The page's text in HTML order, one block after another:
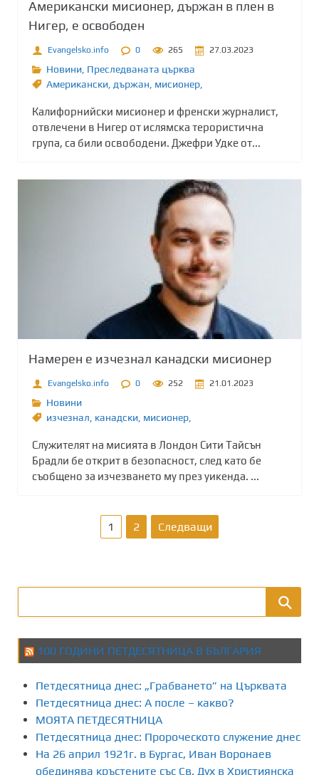
Американски мисионер, държан в плен в
Нигер, е освободен
Evangelsko.info 0 265 27.03.2023
Новини Преследваната църква
Американски държан мисионер,
Калифорнийски мисионер и френски журналист,
отвлечени в Нигер от ислямска терористична
група, са били освободени. Джефри Удке от...
Намерен е изчезнал канадски мисионер
Evangelsko.info 0 252 21.01.2023
Новини
изчезнал канадски мисионер,
Служителят на мисията в Лондон Сити Тайсън
Брадли бе открит в безопасност, след като бе
съобщено за изчезването му през уикенда. ...
з
д
е
я
н
е
1 2 Следващи
100 ГОДИНИ ПЕТДЕСЯТНИЦА В БЪЛГАРИЯ
Петдесятница днес: „Грабването” на Църквата
Петдесятница днес: А после – какво?
МОЯТА ПЕТДЕСЯТНИЦА
Петдесятница днес: Пророческото служение днес
На 26 април 1921г. в Бургас, Иван Воронаев
обединява кръстените със Св. Дух в Християнска